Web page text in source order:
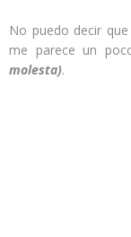
No puedo decir que
me parece un
molesta).